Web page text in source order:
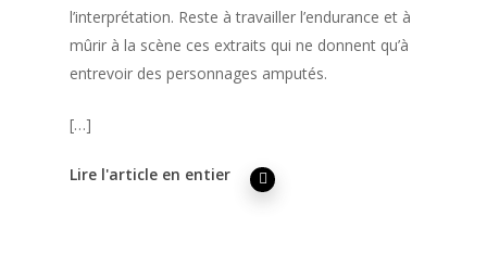
l’interprétation. Reste à travailler l’endurance et à
mûrir à la scène ces extraits qui ne donnent qu’à
entrevoir des personnages amputés.
[…]
Lire l'article en entier